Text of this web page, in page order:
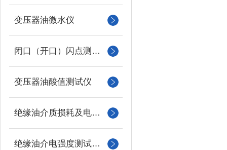
变压器油微水仪
闭口（开口）闪点测定仪
变压器油酸值测试仪
绝缘油介质损耗及电阻率测试仪
绝缘油介电强度测试仪系列